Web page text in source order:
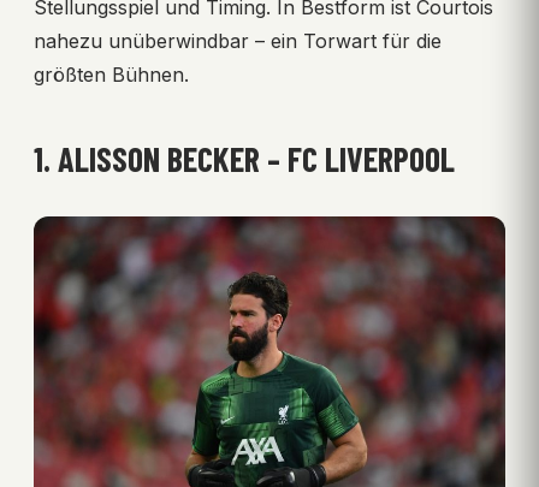
Stellungsspiel und Timing. In Bestform ist Courtois
nahezu unüberwindbar – ein Torwart für die
größten Bühnen.
1. ALISSON BECKER – FC LIVERPOOL